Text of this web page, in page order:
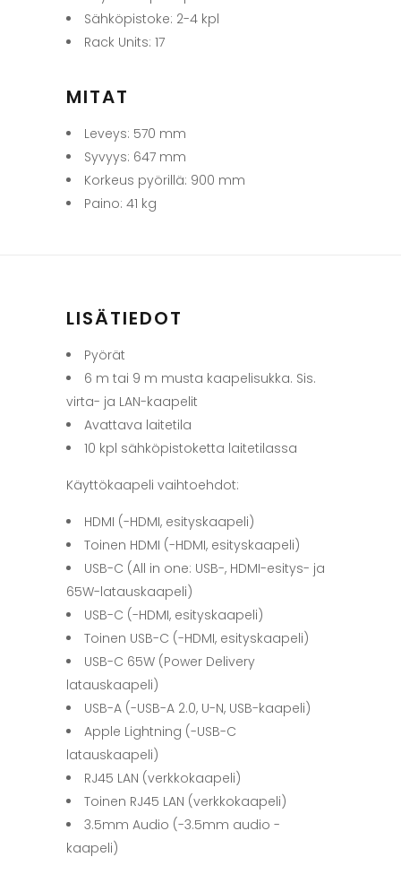
Sähköpistoke: 2-4 kpl
Rack Units: 17
MITAT
Leveys: 570 mm
Syvyys: 647 mm
Korkeus pyörillä: 900 mm
Paino: 41 kg
LISÄTIEDOT
Pyörät
6 m tai 9 m musta kaapelisukka. Sis.
virta- ja LAN-kaapelit
Avattava laitetila
10 kpl sähköpistoketta laitetilassa
Käyttökaapeli vaihtoehdot:
HDMI (-HDMI, esityskaapeli)
Toinen HDMI (-HDMI, esityskaapeli)
USB-C (All in one: USB-, HDMI-esitys- ja
65W-latauskaapeli)
USB-C (-HDMI, esityskaapeli)
Toinen USB-C (-HDMI, esityskaapeli)
USB-C 65W (Power Delivery
latauskaapeli)
USB-A (-USB-A 2.0, U-N, USB-kaapeli)
Apple Lightning (-USB-C
latauskaapeli)
RJ45 LAN (verkkokaapeli)
Toinen RJ45 LAN (verkkokaapeli)
3.5mm Audio (-3.5mm audio -
kaapeli)